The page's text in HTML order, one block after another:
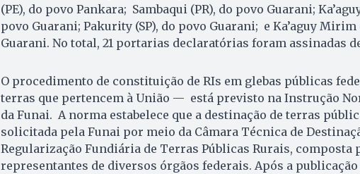
(PE), do povo Pankara; Sambaqui (PR), do povo Guarani;
povo Guarani; Pakurity (SP), do povo Guarani; e Ka’aguy Mirim
Guarani. No total, 21 portarias declaratórias foram assinadas
O procedimento de constituição de RIs em glebas públicas
terras que pertencem à União — está previsto na Instrução
da Funai. A norma estabelece que a destinação de terras
solicitada pela Funai por meio da Câmara Técnica de
Regularização Fundiária de Terras Públicas Rurais, composta
representantes de diversos órgãos federais. Após a publicação